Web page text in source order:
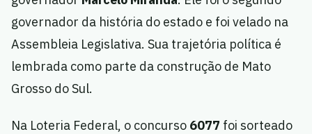
governador da história do estado e foi velado na
Assembleia Legislativa. Sua trajetória política é
lembrada como parte da construção de Mato
Grosso do Sul.
Na Loteria Federal, o concurso 6077 foi sorteado